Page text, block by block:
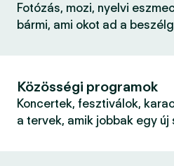
Fotózás, mozi, nyelvi
bármi, ami okot ad a
Közösségi programok
Koncertek, fesztiválok,
a tervek, amik jobbak egy új